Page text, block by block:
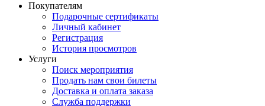
Покупателям
Подарочные сертификаты
Личный кабинет
Регистрация
История просмотров
Услуги
Поиск мероприятия
Продать нам свои билеты
Доставка и оплата заказа
Служба поддержки